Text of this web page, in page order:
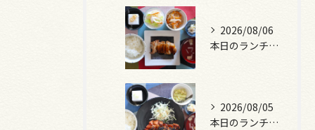
2026/08/06
本日のランチは、照焼きチキン！
2026/08/05
本日のランチは、ロース豚カツ梅はさみ！